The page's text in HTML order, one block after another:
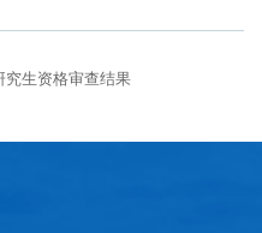
究生资格审查结果